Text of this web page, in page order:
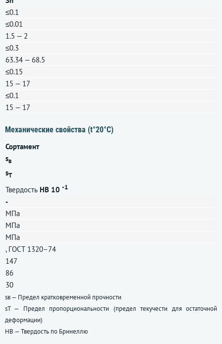
≤0.1
≤0.01
1.5 — 2
≤0.3
63.34 — 68.5
≤0.15
15 — 17
≤0.1
15 — 17
Механические свойства (t°20°С)
Сортамент
sв
sT
Твердость HB 10 -1
-
МПа
МПа
МПа
, ГОСТ 1320–74
147
86
30
sв — Предел кратковременной прочности
sT — Предел пропорциональности (предел текучести для остаточной
деформации)
HB — Твердость по Бринеллю